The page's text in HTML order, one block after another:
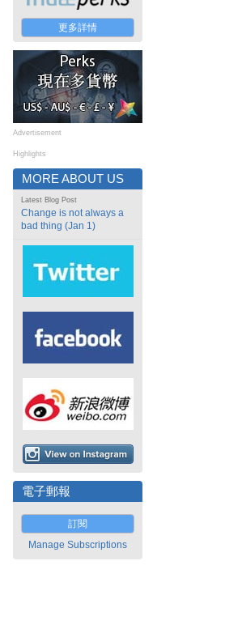
更多詳情
Advertisement
Highlights
MORE ABOUT US
Latest Blog Post
Change is not always a
bad thing (Jan 1)
電子郵報
訂閱
Manage Subscriptions